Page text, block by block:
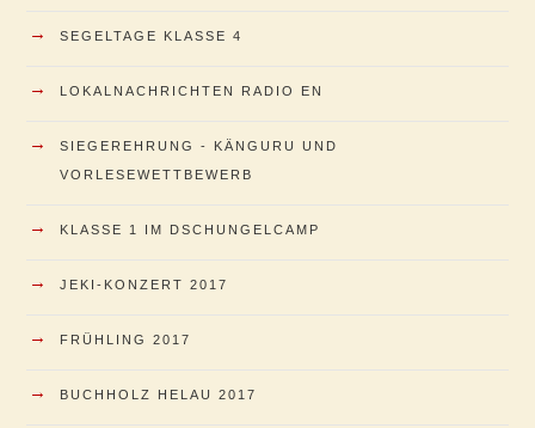
→ SEGELTAGE KLASSE 4
→ LOKALNACHRICHTEN RADIO EN
→
SIEGEREHRUNG - KÄNGURU UND
VORLESEWETTBEWERB
→ KLASSE 1 IM DSCHUNGELCAMP
→ JEKI-KONZERT 2017
→ FRÜHLING 2017
→ BUCHHOLZ HELAU 2017